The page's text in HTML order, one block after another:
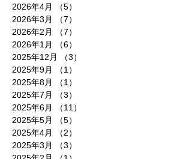
2026年4月
（5）
2026年3月
（7）
2026年2月
（7）
2026年1月
（6）
2025年12月
（3）
2025年9月
（1）
2025年8月
（1）
2025年7月
（3）
2025年6月
（11）
2025年5月
（5）
2025年4月
（2）
2025年3月
（3）